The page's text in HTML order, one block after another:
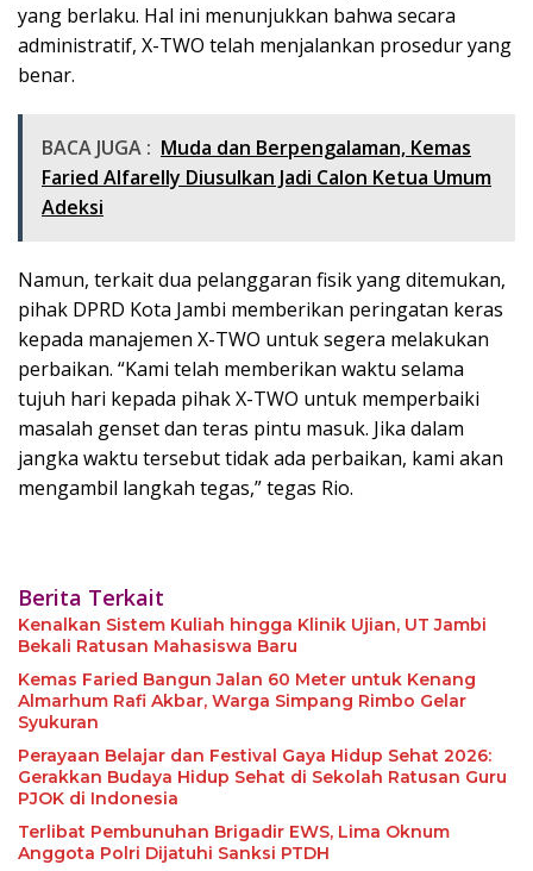
yang berlaku. Hal ini menunjukkan bahwa secara
administratif, X-TWO telah menjalankan prosedur yang
benar.
BACA JUGA : Muda dan Berpengalaman, Kemas
Faried Alfarelly Diusulkan Jadi Calon Ketua Umum
Adeksi
Namun, terkait dua pelanggaran fisik yang ditemukan,
pihak DPRD Kota Jambi memberikan peringatan keras
kepada manajemen X-TWO untuk segera melakukan
perbaikan. “Kami telah memberikan waktu selama
tujuh hari kepada pihak X-TWO untuk memperbaiki
masalah genset dan teras pintu masuk. Jika dalam
jangka waktu tersebut tidak ada perbaikan, kami akan
mengambil langkah tegas,” tegas Rio.
Berita Terkait
Kenalkan Sistem Kuliah hingga Klinik Ujian, UT Jambi
Bekali Ratusan Mahasiswa Baru
Kemas Faried Bangun Jalan 60 Meter untuk Kenang
Almarhum Rafi Akbar, Warga Simpang Rimbo Gelar
Syukuran
Perayaan Belajar dan Festival Gaya Hidup Sehat 2026:
Gerakkan Budaya Hidup Sehat di Sekolah Ratusan Guru
PJOK di Indonesia
Terlibat Pembunuhan Brigadir EWS, Lima Oknum
Anggota Polri Dijatuhi Sanksi PTDH